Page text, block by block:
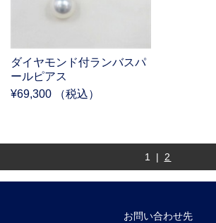
ダイヤモンド付ランバスパ
ールピアス
¥69,300 （税込）
1 | 2
お問い合わせ先